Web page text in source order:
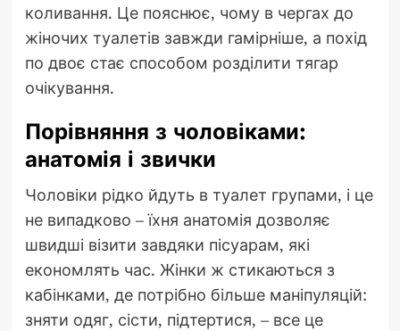
коливання. Це пояснює, чому в чергах до
жіночих туалетів завжди гамірніше, а похід
по двоє стає способом розділити тягар
очікування.
Порівняння з чоловіками:
анатомія і звички
Чоловіки рідко йдуть в туалет групами, і це
не випадково – їхня анатомія дозволяє
швидші візити завдяки пісуарам, які
економлять час. Жінки ж стикаються з
кабінками, де потрібно більше маніпуляцій:
зняти одяг, сісти, підтертися, – все це